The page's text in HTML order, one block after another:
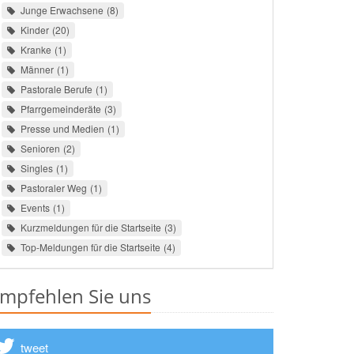
Junge Erwachsene 8
Kinder 20
Kranke 1
Männer 1
Pastorale Berufe 1
Pfarrgemeinderäte 3
Presse und Medien 1
Senioren 2
Singles 1
Pastoraler Weg 1
Events 1
Kurzmeldungen für die Startseite 3
Top-Meldungen für die Startseite 4
Sie uns
tweet